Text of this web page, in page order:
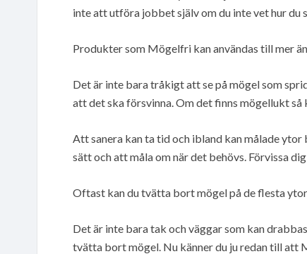
inte att utföra jobbet själv om du inte vet hur du
Produkter som Mögelfri kan användas till mer
Det är inte bara tråkigt att se på mögel som
att det ska försvinna. Om det finns mögellukt
Att sanera kan ta tid och ibland kan målade
sätt och att måla om när det behövs. Förvissa
Oftast kan du tvätta bort mögel på de flesta ytor
Det är inte bara tak och väggar som kan
tvätta bort mögel. Nu känner du ju redan till att